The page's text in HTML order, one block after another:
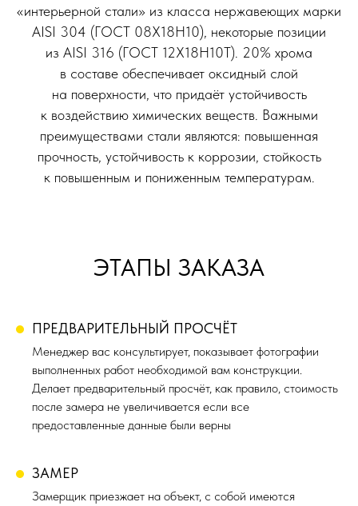
«интерьерной стали» из класса нержавеющих марки
AISI 304 (ГОСТ 08Х18Н10), некоторые позиции
из AISI 316 (ГОСТ 12Х18Н10Т). 20% хрома
в составе обеспечивает оксидный слой
на поверхности, что придаёт устойчивость
к воздействию химических веществ. Важными
преимуществами стали являются: повышенная
прочность, устойчивость к коррозии, стойкость
к повышенным и пониженным температурам.
ЭТАПЫ ЗАКАЗА
ПРЕДВАРИТЕЛЬНЫЙ ПРОСЧЁТ
Менеджер вас консультирует, показывает фотографии
выполненных работ необходимой вам конструкции.
Делает предварительный просчёт, как правило, стоимость
после замера не увеличивается если все
предоставленные данные были верны
ЗАМЕР
Замерщик приезжает на объект, с собой имеются